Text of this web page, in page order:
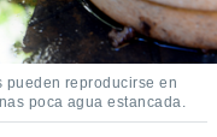
pueden reproducirse en
poca agua estancada.